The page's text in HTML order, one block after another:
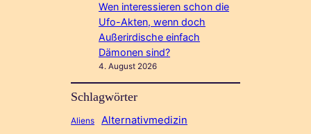
Wen interessieren schon die
Ufo-Akten, wenn doch
Außerirdische einfach
Dämonen sind?
4. August 2026
Schlagwörter
Aliens Alternativmedizin